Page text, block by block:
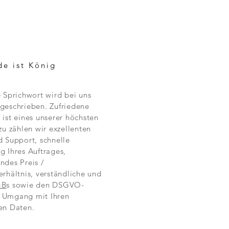
ist König
Sprichwort wird bei uns
Zufriedene
ist eines unserer höchsten
zählen wir exzellenten
Support, schnelle
Ihres Auftrages,
Preis /
verständliche und
s sowie den DSGVO-
mit Ihren
Daten.